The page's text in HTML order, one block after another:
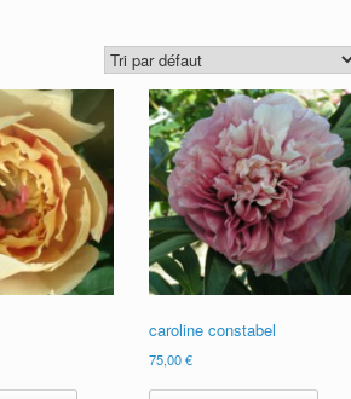
caroline constabel
75,00€